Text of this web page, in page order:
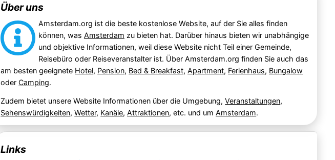
Über uns
Amsterdam.org ist die beste kostenlose Website, auf der Sie alles finden
können, was Amsterdam zu bieten hat. Darüber hinaus bieten wir unabhängige
und objektive Informationen, weil diese Website nicht Teil einer Gemeinde,
Reisebüro oder Reiseveranstalter ist. Über Amsterdam.org finden Sie auch das
am besten geeignete Hotel, Pension, Bed & Breakfast,Apartment, Ferienhaus, Bungalow
oderCamping.
Zudem bietet unsere Website Informationen über die Umgebung,Veranstaltungen,
Sehenswürdigkeiten,Wetter, Kanäle,Attraktionen, etc. und umAmsterdam.
Links